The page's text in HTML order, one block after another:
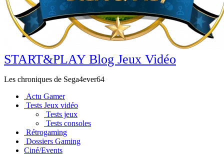
START&PLAY Blog Jeux Vidéo
Les chroniques de Sega4ever64
Actu Gamer
Tests Jeux vidéo
Tests jeux
Tests consoles
Rétrogaming
Dossiers Gaming
Ciné/Events